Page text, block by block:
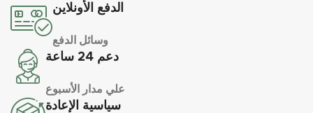
الدفع الأونلاين
وسائل الدفع
دعم 24 ساعة
علي مدار الأسبوع
سياسية الإعادة